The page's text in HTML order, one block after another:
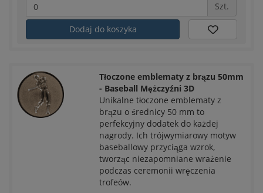
Szt.
Dodaj do koszyka
Tłoczone emblematy z brązu 50mm
- Baseball Mężczyźni 3D
Unikalne tłoczone emblematy z
brązu o średnicy 50 mm to
perfekcyjny dodatek do każdej
nagrody. Ich trójwymiarowy motyw
baseballowy przyciąga wzrok,
tworząc niezapomniane wrażenie
podczas ceremonii wręczenia
trofeów.